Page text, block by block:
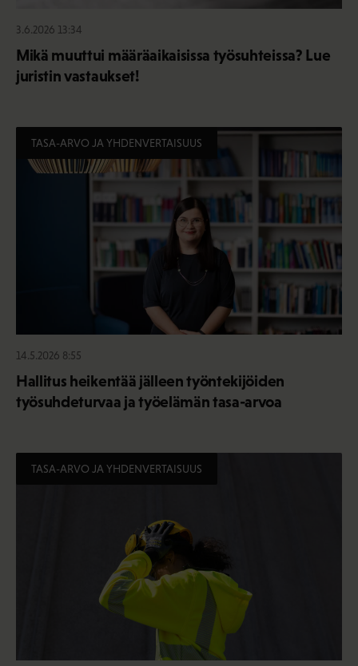
3.6.2026 13:34
Mikä muuttui määräaikaisissa työsuhteissa? Lue
juristin vastaukset!
TASA-ARVO JA YHDENVERTAISUUS
14.5.2026 8:55
Hallitus heikentää jälleen työntekijöiden
työsuhdeturvaa ja työelämän tasa-arvoa
TASA-ARVO JA YHDENVERTAISUUS